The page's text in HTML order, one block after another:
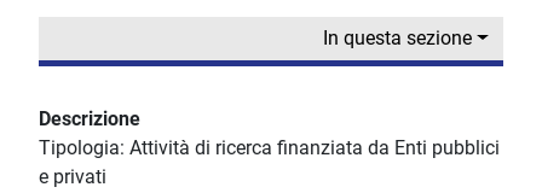
In questa sezione
Descrizione
Tipologia: Attività di ricerca finanziata da Enti pubblici
e privati